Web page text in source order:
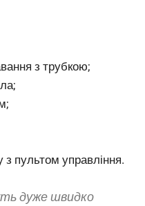
з трубкою;
з пультом управління.
дуже швидко